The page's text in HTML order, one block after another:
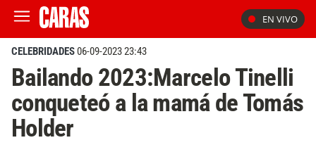
EN VIVO
CELEBRIDADES06-09-2023 23:43
Bailando 2023:Marcelo Tinelli
conqueteó a la mamá de Tomás
Holder